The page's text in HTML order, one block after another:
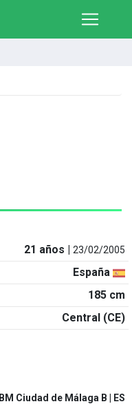
21 años |23/02/2005
España
185 cm
Central (CE)
BM Ciudad de Málaga B | ES